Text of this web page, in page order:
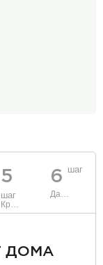
5
шаг
Крыша
6 шаг
Данные
ДОМА